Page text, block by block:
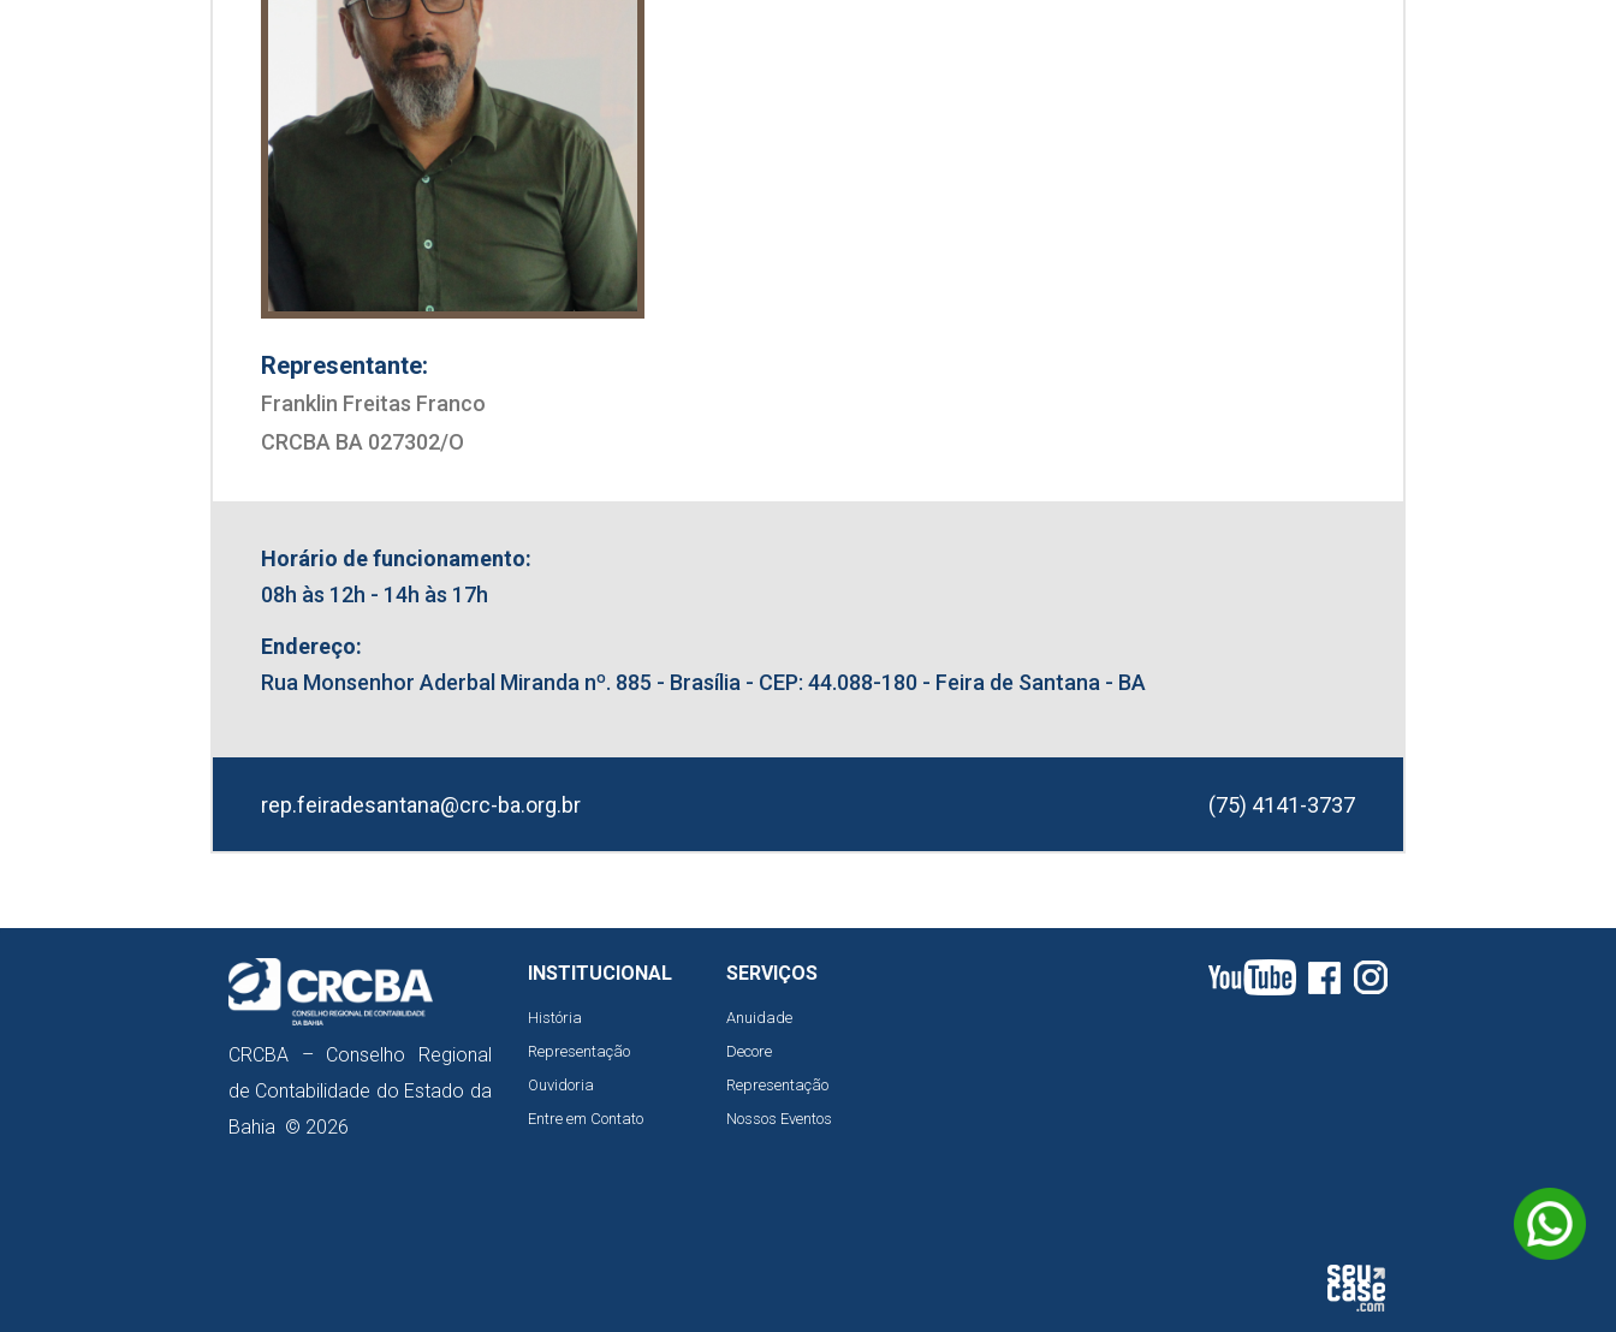
Representante:
Franklin Freitas Franco
CRCBA BA 027302/O
Horário de funcionamento:
08h às 12h - 14h às 17h
Endereço:
Rua Monsenhor Aderbal Miranda nº. 885 - Brasília - CEP: 44.088-180 - Feira de Santana - BA
rep.feiradesantana@crc-ba.org.br (75) 4141-3737
CRCBA – Conselho Regional
de Contabilidade do Estado da
Bahia © 2026
INSTITUCIONAL
História
Representação
Ouvidoria
Entre em Contato
SERVIÇOS
Anuidade
Decore
Representação
Nossos Eventos